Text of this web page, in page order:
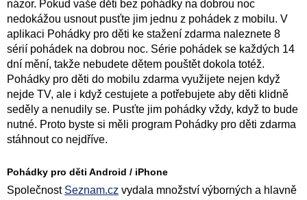
názor. Pokud vaše děti bez pohádky na dobrou noc
nedokážou usnout pusťte jim jednu z pohádek z mobilu. V
aplikaci Pohádky pro děti ke stažení zdarma naleznete 8
sérií pohádek na dobrou noc. Série pohádek se každých 14
dní mění, takže nebudete dětem pouštět dokola totéž.
Pohádky pro děti do mobilu zdarma využijete nejen když
nejde TV, ale i když cestujete a potřebujete aby děti klidně
seděly a nenudily se. Pusťte jim pohádky vždy, když to bude
nutné. Proto byste si měli program Pohádky pro děti zdarma
stáhnout co nejdříve.
Pohádky pro děti Android / iPhone
Společnost Seznam.cz vydala množství výborných a hlavně